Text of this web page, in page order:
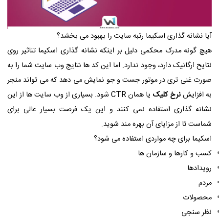
آیا نشانه گذاری اسکیما رتبه سایت را بهبود می بخشد؟
هیچ گونه مدرک محکمی دلیل بر اینکه نشانه گذاری اسکیما تناثیر روی
نتایح ارگانیک دارد، وجود ندارد. اما این کد ها نتایج وب سایت شما را به
صورت غنی تری در موتور جست و جو نمایش می دهد که می تواند منجر
به افزایشنرخ کلیک
یا همان CTR شود. بسیاری از وب سایت ها از این
نشانه گذاری استفاده نمی کنند و این یک فرصت بسیار عالی برای
شماست تا از مزایای آن بهره مند شوید.
اسکیما برای چه مواردی استفاده می شود؟
کسب و کارها و سازمان ها
رویدادها
مردم
محصولات
نظر سنجی